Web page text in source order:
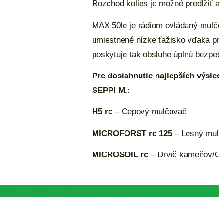
Rozchod kolies je možné predĺžiť
MAX 50le je rádiom ovládaný
umiestnené nízke ťažisko vďaka
poskytuje tak obsluhe úplnú
Pre dosiahnutie najlepších
SEPPI M.:
H5 rc – Cepový mulčovač
MICROFORST rc 125 – Lesný
MICROSOIL rc – Drvič kameňov/